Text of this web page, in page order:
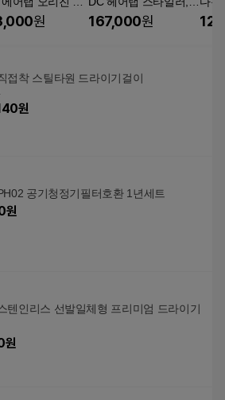
일러 오리지널
원
베이비핑크, SUH-130
167,000원
속드
접착 스틸타원 드라이기걸이
원
공기청정기필터호환 1년세트
원
텐인리스 선발일체형 프리미엄 드라이기
원